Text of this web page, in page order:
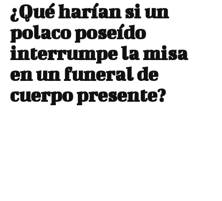
¿Qué harían si un
polaco poseído
interrumpe la misa
en un funeral de
cuerpo presente?